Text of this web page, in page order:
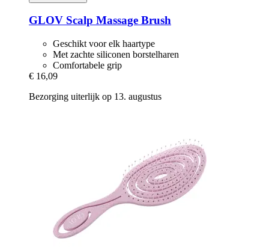
GLOV Scalp Massage Brush
Geschikt voor elk haartype
Met zachte siliconen borstelharen
Comfortabele grip
€ 16,09
Bezorging uiterlijk op 13. augustus